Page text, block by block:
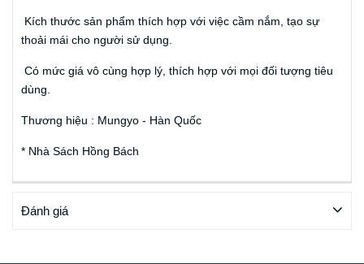
Kích thước sản phẩm thích hợp với việc cầm nắm, tạo sự
thoải mái cho người sử dụng.
Có mức giá vô cùng hợp lý, thích hợp với mọi đối tượng tiêu
dùng.
Thương hiệu : Mungyo - Hàn Quốc
* Nhà Sách Hồng Bách
Đánh giá